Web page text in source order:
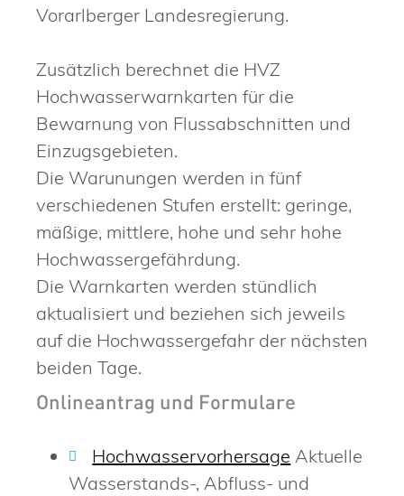
Vorarlberger Landesregierung.
Zusätzlich berechnet die HVZ
Hochwasserwarnkarten für die
Bewarnung von Flussabschnitten und
Einzugsgebieten.
Die Warunungen werden in fünf
verschiedenen Stufen erstellt: geringe,
mäßige, mittlere, hohe und sehr hohe
Hochwassergefährdung.
Die Warnkarten werden stündlich
aktualisiert und beziehen sich jeweils
auf die Hochwassergefahr der nächsten
beiden Tage.
Onlineantrag und Formulare
Hochwasservorhersage Aktuelle
Wasserstands-, Abfluss- und